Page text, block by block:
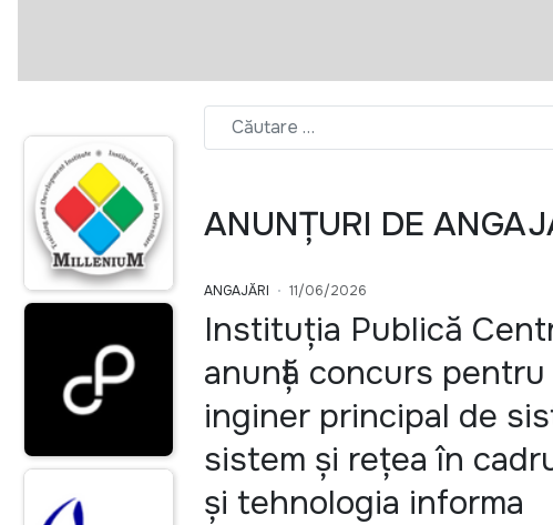
ANUNȚURI DE
ANGAJĂRI 11/06/2026
Instituția Publică
anunță concurs
inginer principal de
sistem și rețea în
și tehnologia informa